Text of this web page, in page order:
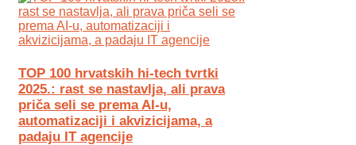
TOP 100 hrvatskih hi-tech tvrtki
2025.: rast se nastavlja, ali prava
priča seli se prema AI-u,
automatizaciji i akvizicijama, a
padaju IT agencije